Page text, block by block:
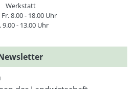
Werkstatt
8.00 - 18.00 Uhr
9.00 - 13.00 Uhr